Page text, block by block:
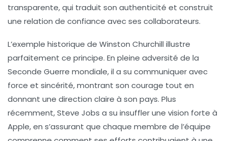
transparente, qui traduit son authenticité et construit
une relation de confiance avec ses collaborateurs.
L’exemple historique de Winston Churchill illustre
parfaitement ce principe. En pleine adversité de la
Seconde Guerre mondiale, il a su communiquer avec
force et sincérité, montrant son courage tout en
donnant une direction claire à son pays. Plus
récemment, Steve Jobs a su insuffler une vision forte à
Apple, en s’assurant que chaque membre de l’équipe